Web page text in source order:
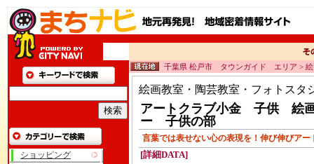
ショッピング
千葉県 松戸市 タウンガイド エリア > 絵
絵画教室・陶芸教室・フォトスタ
アートクラブ小金 子供 絵
ー 子供の部
言葉では表せない心の表現を！伸び伸びア
[詳細DATA]